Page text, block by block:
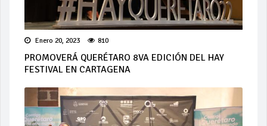
Enero 20, 2023 810
PROMOVERÁ QUERÉTARO 8VA EDICIÓN DEL HAY
FESTIVAL EN CARTAGENA